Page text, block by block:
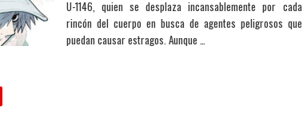
U-1146, quien se desplaza incansablemente por cada
rincón del cuerpo en busca de agentes peligrosos que
puedan causar estragos. Aunque …